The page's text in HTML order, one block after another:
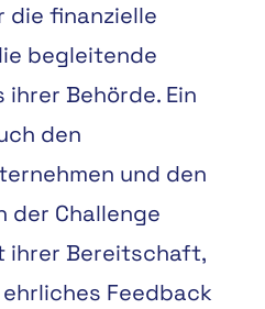
die finanzielle
begleitende
Behörde. Ein
den
und den
der Challenge
ihrer Bereitschaft,
Feedback